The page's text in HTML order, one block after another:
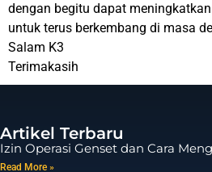
dengan begitu dapat
untuk terus berkembang di masa
Salam K3
Terimakasih
Artikel Terbaru
Izin Operasi Genset dan Cara
Read More »